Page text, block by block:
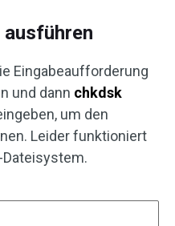
ausführen
Eingabeaufforderung
und dann chkdsk
um den
Leider funktioniert